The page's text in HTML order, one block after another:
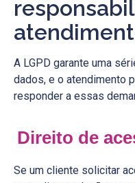
A LGPD garante uma
dados, e o atendimento
responder a essas
Direito de
Se um cliente solicitar